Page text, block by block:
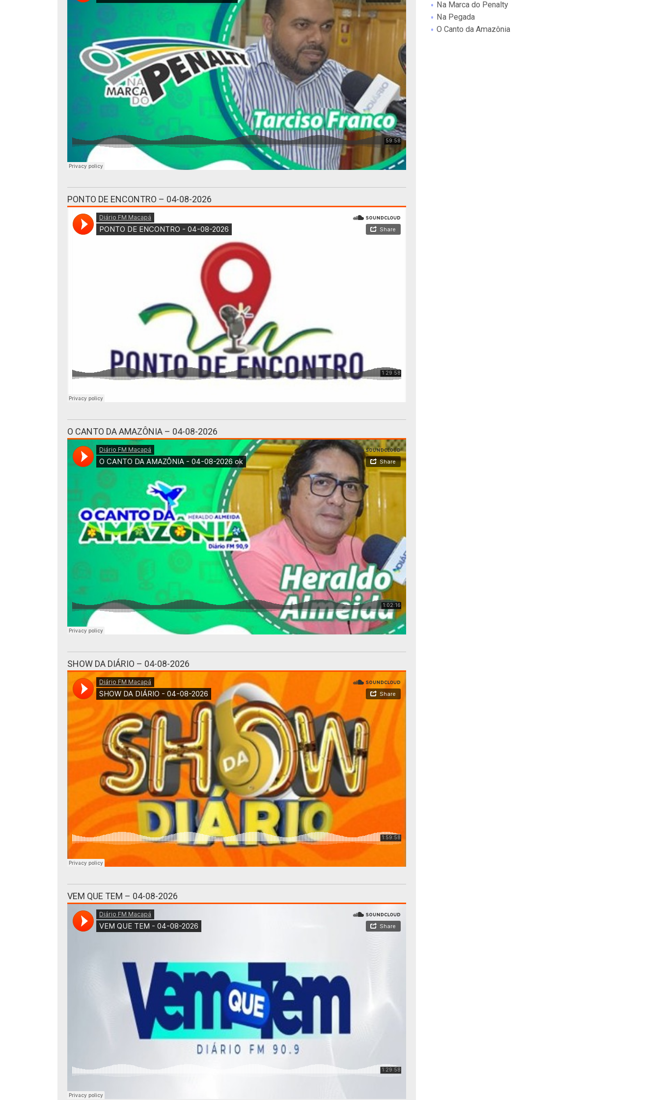
PONTO DE ENCONTRO – 04-08-2026
O CANTO DA AMAZÔNIA – 04-08-2026
SHOW DA DIÁRIO – 04-08-2026
VEM QUE TEM – 04-08-2026
Na Marca do Penalty
Na Pegada
O Canto da Amazônia